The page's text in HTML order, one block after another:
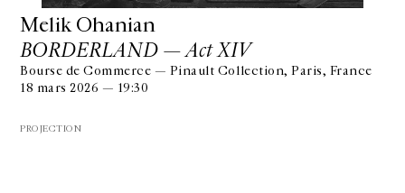
Melik Ohanian
BORDERLAND — Act XIV
Bourse de Commerce — Pinault Collection, Paris, France
18 mars 2026 — 19:30
PROJECTION